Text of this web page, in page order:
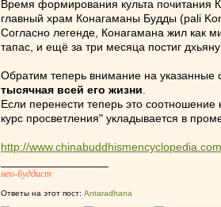
Время формирования культа почитания
главный храм Конагаманы Будды (pali
Согласно легенде, Конагамана жил как
тапас, и ещё за три месяца постиг
Обратим теперь внимание на указанные
тысячная всей его жизни
Если перенести теперь это
курс просветления" укладывается в
http://
нео-буддист
Ответы на этот пост: Antaradhana